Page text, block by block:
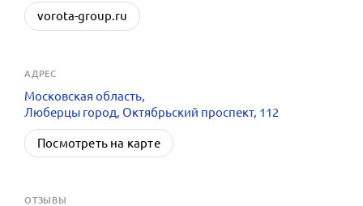
vorota-group.ru
АДРЕС
Московская область,
Люберцы город, Октябрьский проспект, 112
Посмотреть на карте
ОТЗЫВЫ